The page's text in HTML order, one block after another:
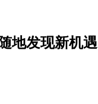
地发现新机遇